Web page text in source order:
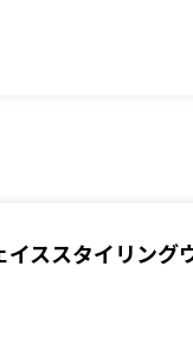
ススタイリング